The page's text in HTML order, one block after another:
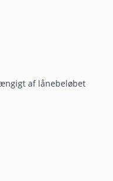
af lånebeløbet